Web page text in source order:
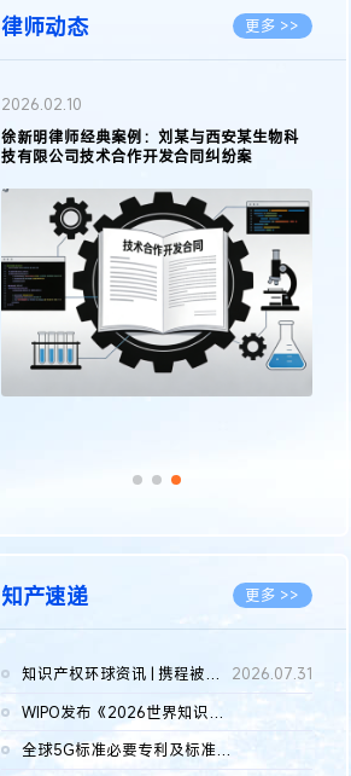
地理标志 更多 >>
集成电路布图设计
传统文化 更多 >>
律师动态 更多 >>
2026.02.10
徐新明律师经典案例：刘某与西安某生物科
技有限公司技术合作开发合同纠纷案
知产速递 更多 >>
知识产权环球资讯 | 携程被市监总局罚51.79亿；瑞幸泰国商标案上...
2026.07.31
WIPO发布《2026世界知识产权报告》 含报告全文
全球5G标准必要专利及标准提案研究报告（2026年）全文发布